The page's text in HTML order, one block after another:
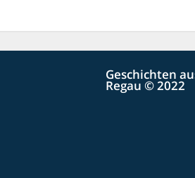
Geschichten
Regau © 2022